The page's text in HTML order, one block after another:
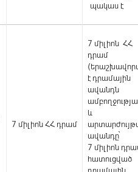
պակաս է
7 միլիոն ՀՀ դրամ
7 միլիոն ՀՀ
դրամ
է դրամային
ավանդն
և
ավանդը՝
7 միլիոն
հատուցված